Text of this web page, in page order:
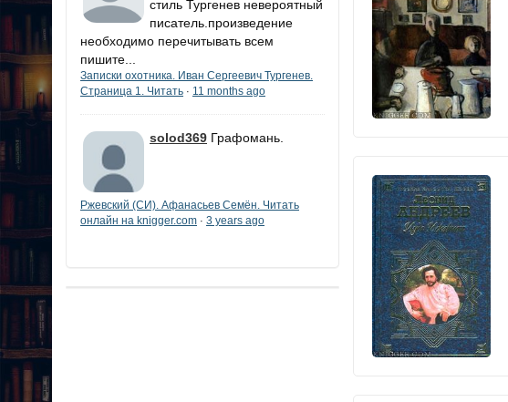
стиль Тургенев невероятный
писатель.произведение
необходимо перечитывать всем
пишите...
Записки охотника. Иван Сергеевич Тургенев.
Страница 1. Читать · 11 months ago
solod369 Графомань.
Ржевский (СИ). Афанасьев Семён. Читать
онлайн на knigger.com · 3 years ago